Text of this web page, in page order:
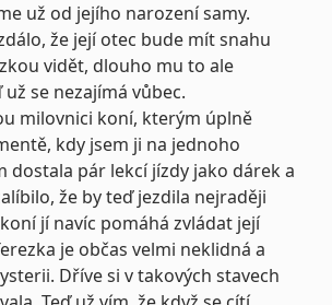
už od jejího narození samy.
že její otec bude mít snahu
vidět, dlouho mu to ale
už se nezajímá vůbec.
milovnici koní, kterým úplně
kdy jsem ji na jednoho
dostala pár lekcí jízdy jako dárek a
že by teď jezdila nejraději
jí navíc pomáhá zvládat její
je občas velmi neklidná a
Dříve si v takových stavech